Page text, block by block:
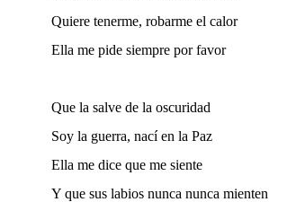
Quiere tenerme, robarme el calor
Ella me pide siempre por favor
Que la salve de la oscuridad
Soy la guerra, nací en la Paz
Ella me dice que me siente
Y que sus labios nunca nunca mienten